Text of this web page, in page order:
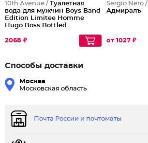
10th Avenue / Туалетная
вода для мужчин Boys Band
Edition Limitee Homme
Hugo Boss Bottled
2068 ₽
Sergio Nero /
Адмиралъ
от 1027 ₽
Способы доставки
Москва
Московская область
Почта России и почтоматы